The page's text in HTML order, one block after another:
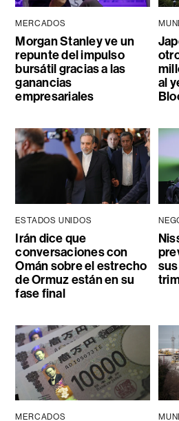
MERCADOS
Morgan Stanley ve un
repunte del impulso
bursátil gracias a las
ganancias
empresariales
al
ESTADOS UNIDOS
Irán dice que
conversaciones con
Omán sobre el estrecho
de Ormuz están en su
fase final
MERCADOS